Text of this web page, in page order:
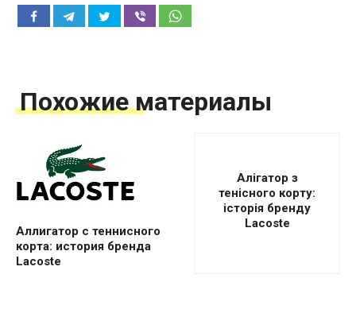
Похожие материалы
Аллигатор с теннисного
корта: история бренда
Lacoste
Алігатор з
тенісного корту:
історія бренду
Lacoste